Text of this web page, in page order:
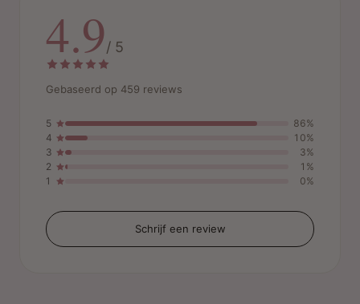
4.9/ 5
Gebaseerd op 459 reviews
5
86%
4
10%
3
3%
2
1%
1
0%
Schrijf een review